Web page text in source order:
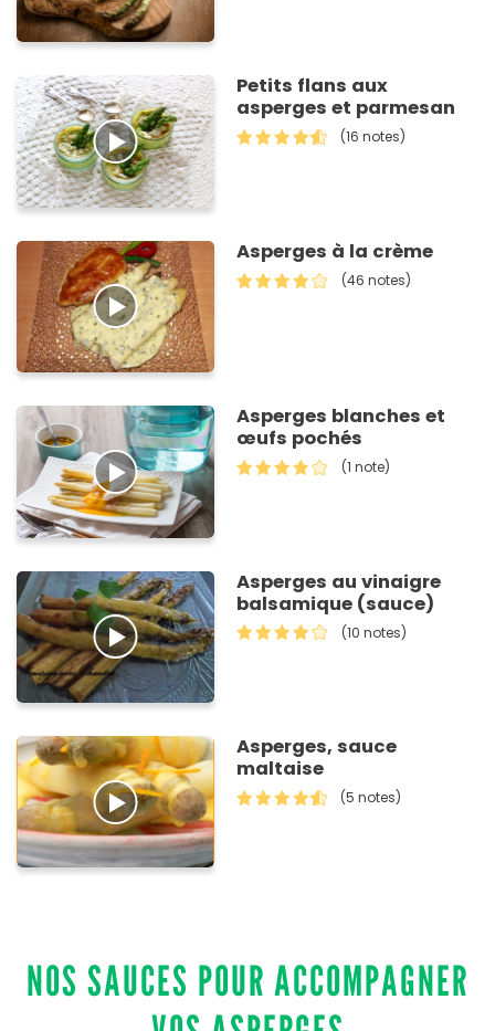
Petits flans aux
asperges et parmesan
(16 notes)
Asperges à la crème
(46 notes)
Asperges blanches et
œufs pochés
(1 note)
Asperges au vinaigre
balsamique (sauce)
(10 notes)
Asperges, sauce
maltaise
(5 notes)
NOS SAUCES POUR ACCOMPAGNER